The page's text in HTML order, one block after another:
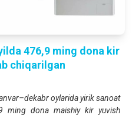
476,9 ming dona kir
chiqarilgan
oylarida yirik sanoat
ming dona maishiy kir yuvish